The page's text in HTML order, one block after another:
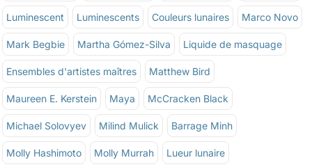
Luminescent Luminescents Couleurs lunaires Marco Novo
Mark Begbie Martha Gómez-Silva Liquide de masquage
Ensembles d'artistes maîtres Matthew Bird
Maureen E. Kerstein Maya McCracken Black
Michael Solovyev Milind Mulick Barrage Minh
Molly Hashimoto Molly Murrah Lueur lunaire